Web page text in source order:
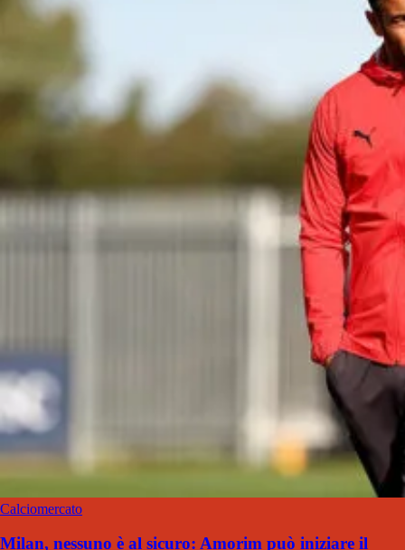
Calciomercato
Milan, nessuno è al sicuro: Amorim può iniziare il